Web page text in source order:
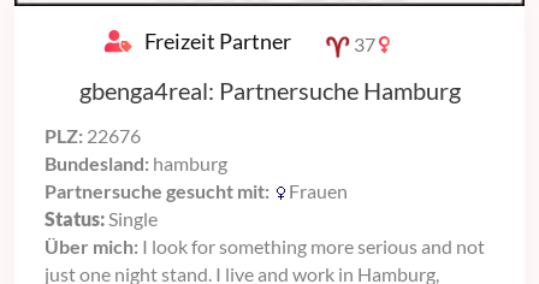
Freizeit Partner 37
gbenga4real: Partnersuche Hamburg
PLZ: 22676
Bundesland: hamburg
Partnersuche gesucht mit:
Frauen
Status:Single
Über mich: I look for something more serious and not
just one night stand. I live and work in Hamburg,